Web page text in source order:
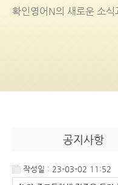
확인영어 N의 새로운 소식
공지사항
작성일 : 23-03-02 11:52